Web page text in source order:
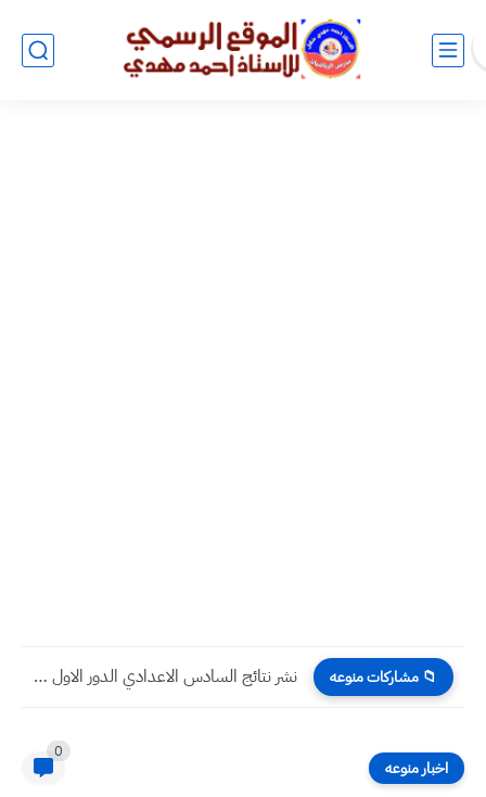
منوعه تحميل نتائج سادس اعدادي 2021 - 2022 الدور الاول لتربية...